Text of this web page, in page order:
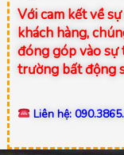
Với cam kết về
khách hàng,
đóng góp vào
trường bất động
Liên hệ: